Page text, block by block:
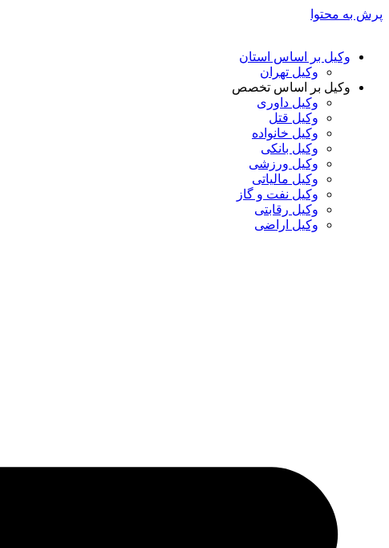
پرش به محتوا
وکیل بر اساس استان
وکیل تهران
وکیل بر اساس تخصص
وکیل داوری
وکیل قتل
وکیل خانواده
وکیل بانکی
وکیل ورزشی
وکیل مالیاتی
وکیل نفت و گاز
وکیل رقابتی
وکیل اراضی